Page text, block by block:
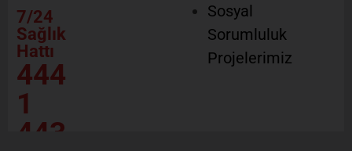
7/24
Sağlık
Hattı
444
1
443
Sosyal
Sorumluluk
Projelerimiz